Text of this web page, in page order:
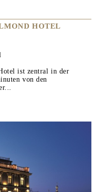
HOTEL
ist zentral in der
von den